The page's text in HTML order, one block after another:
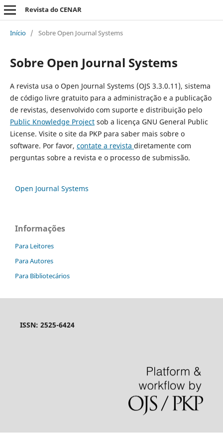
Revista do CENAR
Início / Sobre Open Journal Systems
Sobre Open Journal Systems
A revista usa o Open Journal Systems (OJS 3.3.0.11), sistema
de código livre gratuito para a administração e a publicação
de revistas, desenvolvido com suporte e distribuição pelo
Public Knowledge Projectsob a licença GNU General Public
License. Visite o site da PKP para saber mais sobre o
software. Por favor, contate a revista diretamente com
perguntas sobre a revista e o processo de submissão.
Open Journal Systems
Informações
Para Leitores
Para Autores
Para Bibliotecários
ISSN: 2525-6424